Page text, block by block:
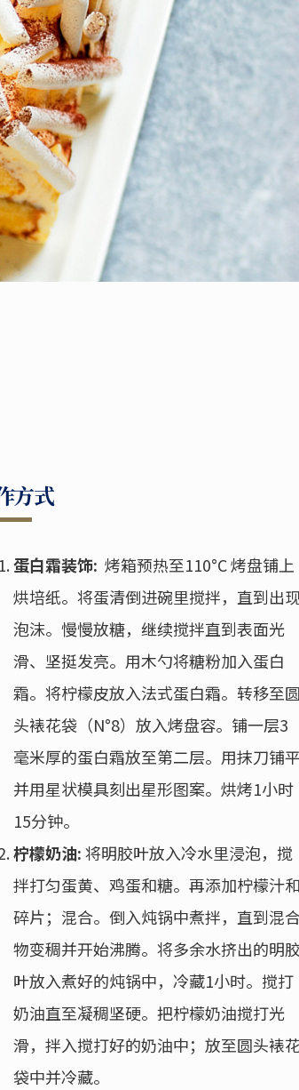
方式
蛋白霜装饰: 烤箱预热至110°C 烤盘铺上
烘培纸。将蛋清倒进碗里搅拌，直到出
泡沫。慢慢放糖，继续搅拌直到表面光
滑、坚挺发亮。用木勺将糖粉加入蛋白
霜。将柠檬皮放入法式蛋白霜。转移至圆
头裱花袋（N°8）放入烤盘容。铺一层3
毫米厚的蛋白霜放至第二层。用抹刀铺平
并用星状模具刻出星形图案。烘烤1小时
15分钟。
柠檬奶油:将明胶叶放入冷水里浸泡，搅
拌打匀蛋黄、鸡蛋和糖。再添加柠檬汁和
碎片；混合。倒入炖锅中煮拌，直到混
物变稠并开始沸腾。将多余水挤出的明
叶放入煮好的炖锅中，冷藏1小时。搅打
奶油直至凝稠坚硬。把柠檬奶油搅打光
滑，拌入搅打好的奶油中；放至圆头裱
袋中并冷藏。